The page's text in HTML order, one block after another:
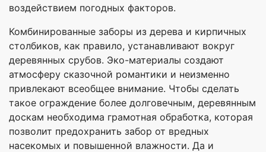
воздействием погодных факторов.
Комбинированные заборы из дерева и кирпичных
столбиков, как правило, устанавливают вокруг
деревянных срубов. Эко-материалы создают
атмосферу сказочной романтики и неизменно
привлекают всеобщее внимание. Чтобы сделать
такое ограждение более долговечным, деревянным
доскам необходима грамотная обработка, которая
позволит предохранить забор от вредных
насекомых и повышенной влажности. Да и